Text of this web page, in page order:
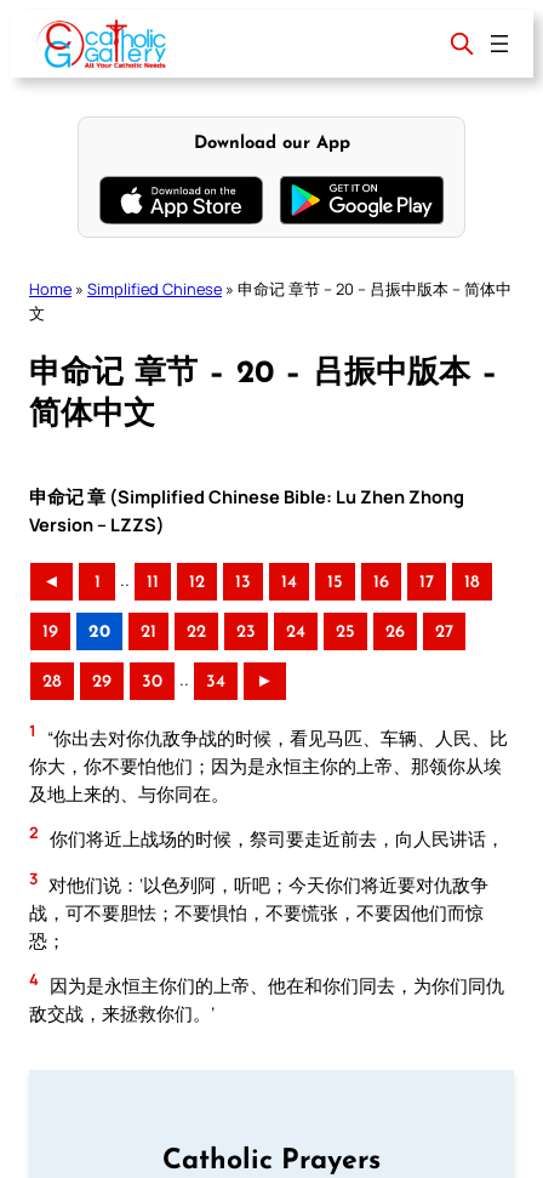
content
Download our App
Home » Simplified Chinese » 申命记 章节 – 20 – 吕振中版本 – 简体中
文
申命记 章节 – 20 – 吕振中版本 –
简体中文
申命记 章 (Simplified Chinese Bible: Lu Zhen Zhong
Version – LZZS)
◄ 1 .. 11 12 13 14 15 16 17 18
19 20 21 22 23 24 25 26 27
28 29 30 .. 34 ►
1
“你出去对你仇敌争战的时候，看见马匹、车辆、人民、比
你大，你不要怕他们；因为是永恒主你的上帝、那领你从埃
及地上来的、与你同在。
2 你们将近上战场的时候，祭司要走近前去，向人民讲话，
3 对他们说：‘以色列阿，听吧；今天你们将近要对仇敌争
战，可不要胆怯；不要惧怕，不要慌张，不要因他们而惊
恐；
4 因为是永恒主你们的上帝、他在和你们同去，为你们同仇
敌交战，来拯救你们。’
Catholic Prayers